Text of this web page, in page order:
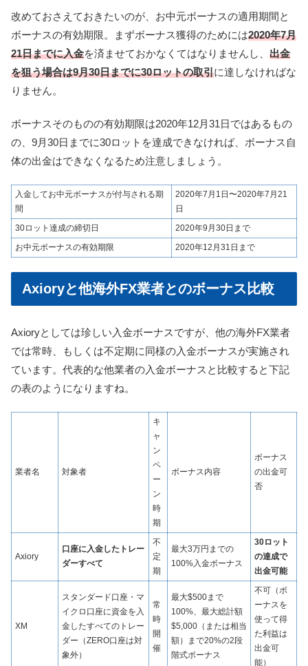
改めておさえておきたいのが、お中元ボーナスの適用期間と
ボーナスの有効期限。まずボーナス獲得のためには2020年7月
21日までに入金を済ませておかなくてはなりませんし、 出金
を狙う場合は9月30日までに30ロットの取引に達しなければな
りません。
ボーナスそのものの有効期限は2020年12月31日ではあるもの
の、9月30日までに30ロットを達成できなければ、 ボーナス自
体の出金はできなくなるため注意しましょう。
入金してお中元ボーナスが付与される期
間
2020年7月1日〜2020年7月21
日
30ロット達成の締切日
2020年9月30日まで
お中元ボーナスの有効期限
2020年12月31日まで
Axioryと他海外FX業者とのボーナス比較
Axioryとしては珍しい入金ボーナスですが、他の海外FX業者
では常時、もしくは不定期に同様の入金ボーナスが実施され
ています。代表的な他業者の入金ボーナスと比較すると下記
の表のようになりますね。
業者名 対象者
キ
ャ
ン
ペ
ー
ン
時
期
ボーナス内容
ボーナス
の出金可
否
Axiory
口座に入金したトレー
ダーすべて
不
定
期
最大3万円までの
100%入金ボーナス
30ロット
の達成で
出金可能
XM
スタンダード口座・マ
イクロ口座に資金を入
金したすべてのトレー
ダー（ZERO口座は対
象外）
常
時
開
催
最大$500まで
100%、最大総計額
$5,000（または相当
額）まで20%の2段
階式ボーナス
不可（ボ
ーナスを
使って得
た利益は
出金可
能）